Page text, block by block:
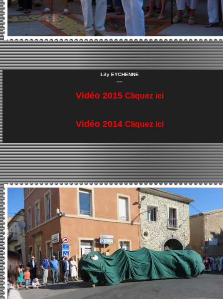
Lily EYCHENNE
----
Vidéo 2015 Cliquez ici
Vidéo 2014 Cliquez ici